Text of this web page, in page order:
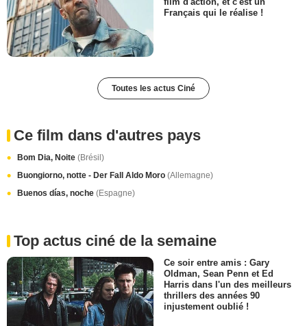
Français qui le réalise !
Toutes les actus Ciné
Ce film dans d'autres pays
Bom Dia, Noite (Brésil)
Buongiorno, notte - Der Fall Aldo Moro (Allemagne)
Buenos días, noche (Espagne)
Top actus ciné de la semaine
Ce soir entre amis : Gary
Oldman, Sean Penn et Ed
Harris dans l'un des meilleurs
thrillers des années 90
injustement oublié !